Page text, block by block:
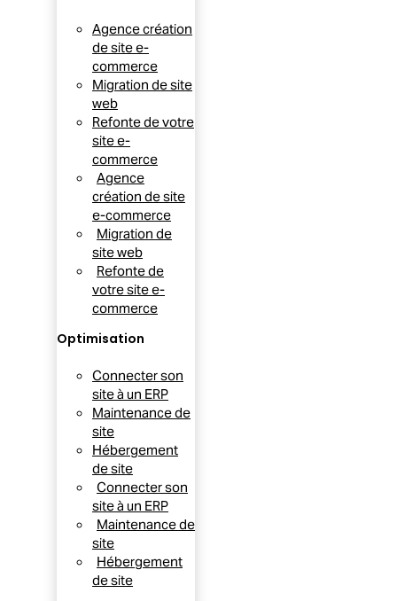
Agence création
de site e-
commerce
Migration de site
web
Refonte de votre
site e-
commerce
Agence
création de site
e-commerce
Migration de
site web
Refonte de
votre site e-
commerce
Optimisation
Connecter son
site à un ERP
Maintenance de
site
Hébergement
de site
Connecter son
site à un ERP
Maintenance de
site
Hébergement
de site